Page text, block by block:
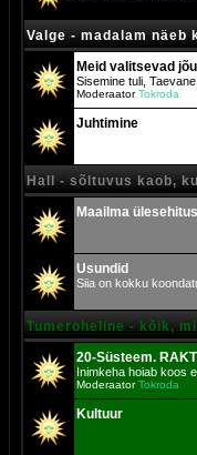
Valge - madalam näeb
Meid valitsevad
Sisemine tuli,
ModeraatorTokroda
Juhtimine
Hall - sõltuvus kaob,
Maailma
Usundid
Siia on kokku
Tumeroheline - kõik,
20-Süsteem.
Inimkeha hoiab koos
ModeraatorTokroda
Kultuur